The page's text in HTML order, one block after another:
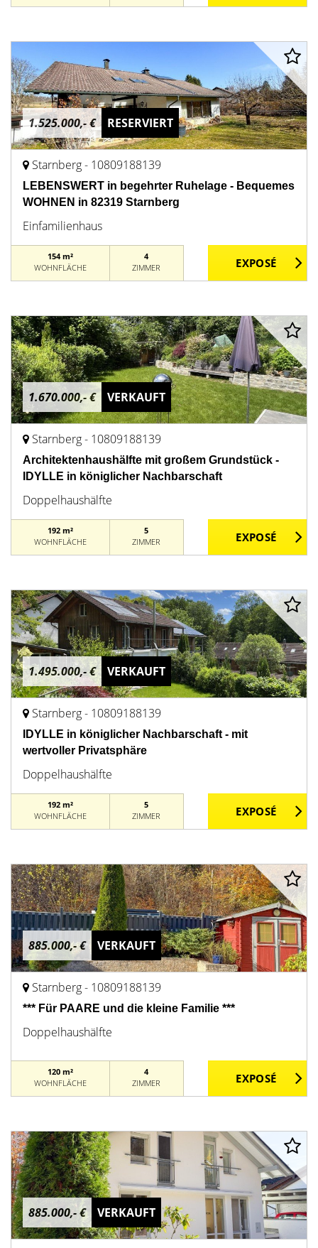
1.525.000,- € RESERVIERT
Starnberg - 10809188139
LEBENSWERT in begehrter Ruhelage - Bequemes
WOHNEN in 82319 Starnberg
Einfamilienhaus
154 m²
WOHNFLÄCHE
4
ZIMMER
1.670.000,- € VERKAUFT
Starnberg - 10809188139
Architektenhaushälfte mit großem Grundstück -
IDYLLE in königlicher Nachbarschaft
Doppelhaushälfte
192 m²
WOHNFLÄCHE
5
ZIMMER
1.495.000,- € VERKAUFT
Starnberg - 10809188139
IDYLLE in königlicher Nachbarschaft - mit
wertvoller Privatsphäre
Doppelhaushälfte
192 m²
WOHNFLÄCHE
5
ZIMMER
885.000,- € VERKAUFT
Starnberg - 10809188139
*** Für PAARE und die kleine Familie ***
Doppelhaushälfte
120 m²
WOHNFLÄCHE
4
ZIMMER
885.000,- € VERKAUFT